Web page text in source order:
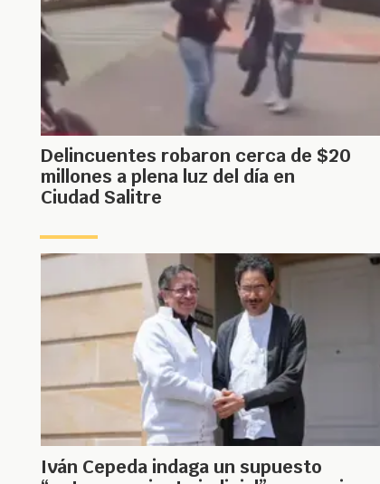
Delincuentes robaron cerca de $20
millones a plena luz del día en
Ciudad Salitre
Iván Cepeda indaga un supuesto